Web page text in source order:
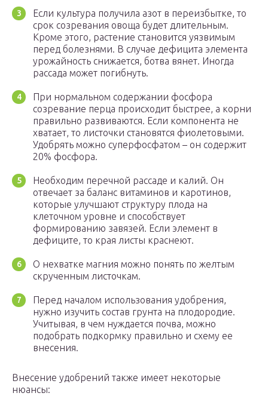
Если культура получила азот в переизбытке, то
срок созревания овоща будет длительным.
Кроме этого, растение становится уязвимым
перед болезнями. В случае дефицита элемента
урожайность снижается, ботва вянет. Иногда
рассада может погибнуть.
При нормальном содержании фосфора
созревание перца происходит быстрее, а корни
правильно развиваются. Если компонента не
хватает, то листочки становятся фиолетовыми.
Удобрять можно суперфосфатом – он содержит
20% фосфора.
Необходим перечной рассаде и калий. Он
отвечает за баланс витаминов и каротинов,
которые улучшают структуру плода на
клеточном уровне и способствует
формированию завязей. Если элемент в
дефиците, то края листы краснеют.
О нехватке магния можно понять по желтым
скрученным листочкам.
Перед началом использования удобрения,
нужно изучить состав грунта на плодородие.
Учитывая, в чем нуждается почва, можно
подобрать подкормку правильно и схему ее
внесения.
Внесение удобрений также имеет некоторые
нюансы: